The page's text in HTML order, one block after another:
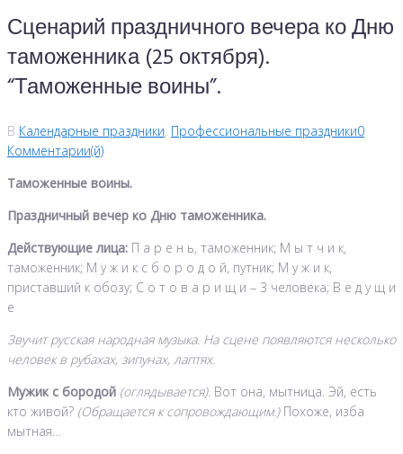
Сценарий праздничного вечера ко Дню
таможенника (25 октября).
“Таможенные воины”.
В Календарные праздники, Профессиональные праздники0
Комментарии(й)
Таможенные воины.
Праздничный вечер ко Дню таможенника.
Действующие лица: П а р е н ь, таможенник; М ы т ч и к,
таможенник; М у ж и к с б о р о д о й, путник; М у ж и к,
приставший к обозу; С о т о в а р и щ и – 3 человека; В е д у щ и
е
Звучит русская народная музыка. На сцене появляются несколько
человек в рубахах, зипунах, лаптях.
Мужик с бородой (оглядывается). Вот она, мытница. Эй, есть
кто живой? (Обращается к сопровождающим.)Похоже, изба
мытная…